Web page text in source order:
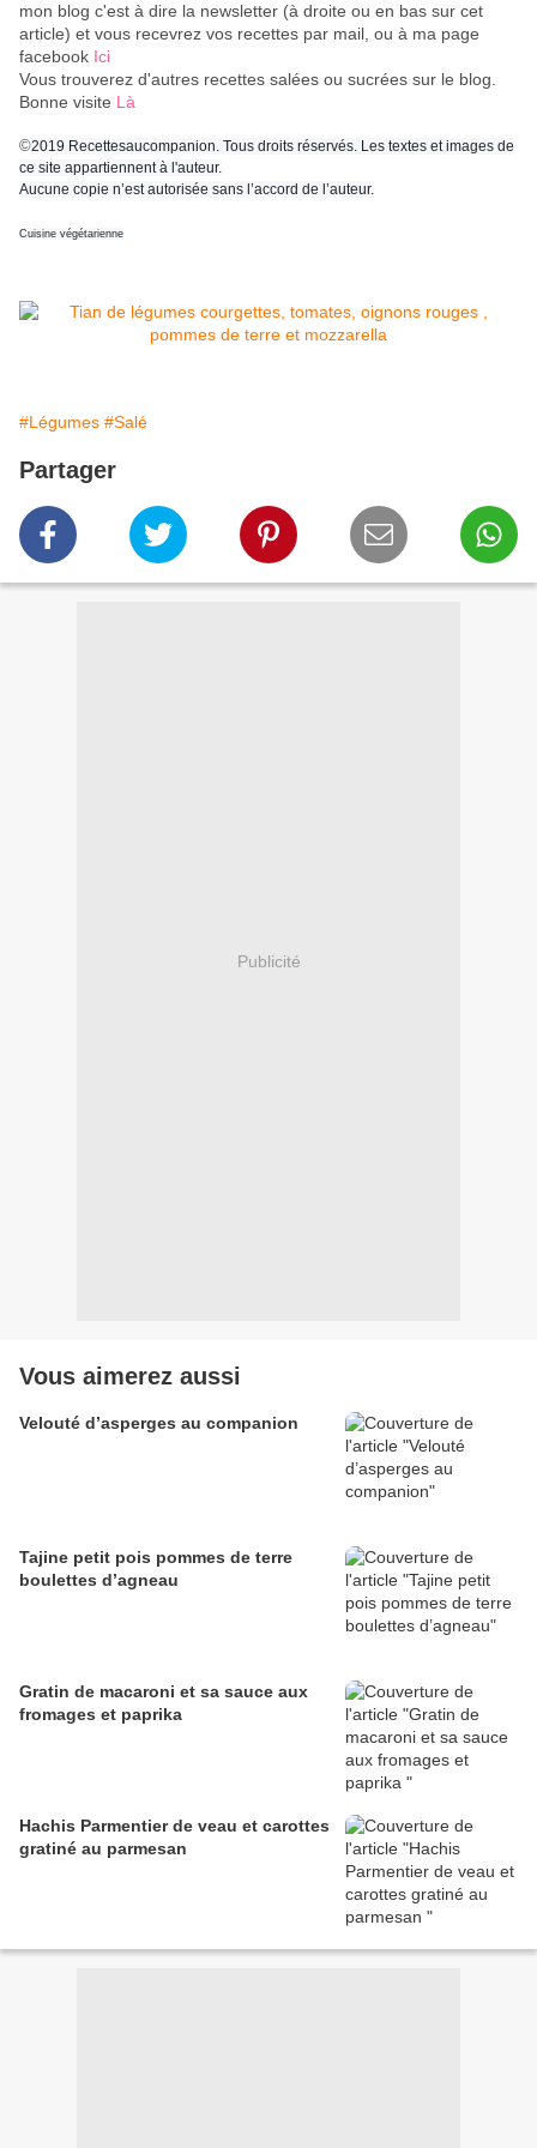
mon blog c'est à dire la newsletter (à droite ou en bas sur cet
article) et vous recevrez vos recettes par mail, ou à ma page
facebook Ici
Vous trouverez d'autres recettes salées ou sucrées sur le blog.
Bonne visite Là
©2019 Recettesaucompanion. Tous droits réservés. Les textes et images de
ce site appartiennent à l'auteur.
Aucune copie n’est autorisée sans l’accord de l’auteur.
Cuisine végétarienne
#Légumes #Salé
Partager
Publicité
Vous aimerez aussi
Velouté d’asperges au companion
Tajine petit pois pommes de terre
boulettes d’agneau
Gratin de macaroni et sa sauce aux
fromages et paprika
Hachis Parmentier de veau et carottes
gratiné au parmesan